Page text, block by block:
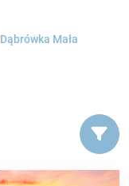
Dąbrówka Mała